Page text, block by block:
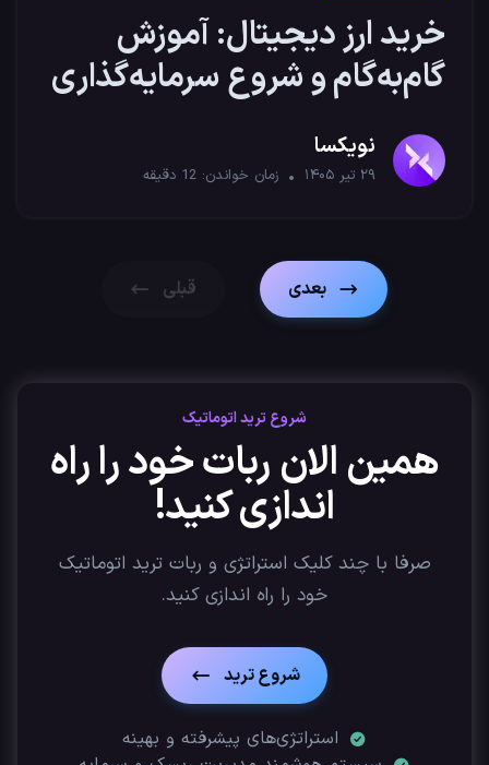
خرید ارز دیجیتال: آموزش
گام‌به‌گام و شروع سرمایه‌گذاری
نویکسا
۲۹ تیر ۱۴۰۵ زمان خواندن: 12 دقیقه
بعدی قبلی
شروع ترید اتوماتیک
همین الان ربات خود را راه
اندازی کنید!
صرفا با چند کلیک استراتژی‌ و ربات ترید اتوماتیک
خود را راه اندازی کنید.
شروع ترید
استراتژی‌های پیشرفته و بهینه